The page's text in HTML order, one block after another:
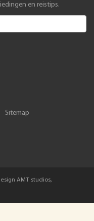
en reistips.
Sitemap
AMT studios,